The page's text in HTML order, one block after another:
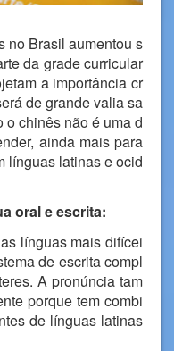
no Brasil aumentou s
da grade curricular
a importância cr
de grande valia sa
chinês não é uma d
ainda mais para
línguas latinas e ocid
oral e escrita:
línguas mais difícei
de escrita compl
A pronúncia tam
porque tem combi
de línguas latinas